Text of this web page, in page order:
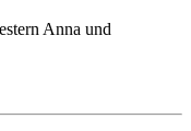
Anna und